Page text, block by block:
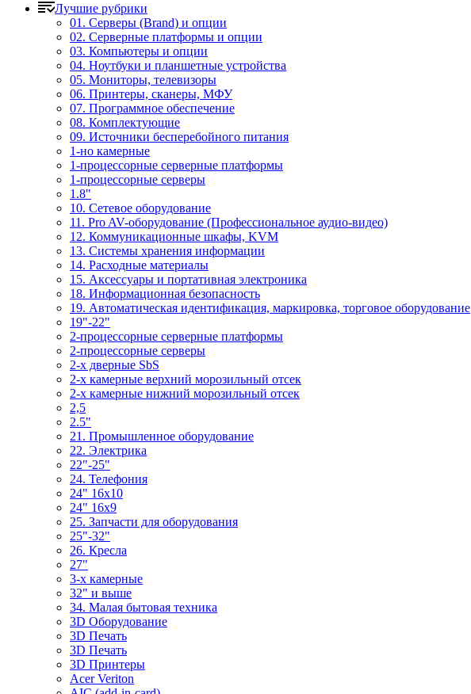
Лучшие рубрики
01. Серверы (Brand) и опции
02. Серверные платформы и опции
03. Компьютеры и опции
04. Ноутбуки и планшетные устройства
05. Мониторы, телевизоры
06. Принтеры, сканеры, МФУ
07. Программное обеспечение
08. Комплектующие
09. Источники бесперебойного питания
1-но камерные
1-процессорные серверные платформы
1-процессорные серверы
1.8"
10. Сетевое оборудование
11. Pro AV-оборудование (Профессиональное аудио-видео)
12. Коммуникационные шкафы, KVM
13. Системы хранения информации
14. Расходные материалы
15. Аксессуары и портативная электроника
18. Информационная безопасность
19. Автоматическая идентификация, маркировка, торговое оборудование
19"-22"
2-процессорные серверные платформы
2-процессорные серверы
2-х дверные SbS
2-х камерные верхний морозильный отсек
2-х камерные нижний морозильный отсек
2,5
2.5"
21. Промышленное оборудование
22. Электрика
22"-25"
24. Телефония
24" 16x10
24" 16x9
25. Запчасти для оборудования
25"-32"
26. Кресла
27"
3-x камерные
32" и выше
34. Малая бытовая техника
3D Оборудование
3D Печать
3D Печать
3D Принтеры
Acer Veriton